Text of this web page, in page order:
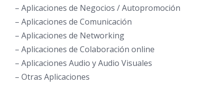
– Aplicaciones de Negocios / Autopromoción
– Aplicaciones de Comunicación
– Aplicaciones de Networking
– Aplicaciones de Colaboración online
– Aplicaciones Audio y Audio Visuales
– Otras Aplicaciones